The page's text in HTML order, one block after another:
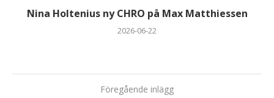
Nina Holtenius ny CHRO på Max Matthiessen
2026-06-22
Föregående inlägg